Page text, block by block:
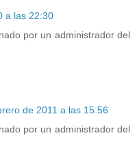
a las 22:30
por un administrador del
de 2011 a las 15:56
por un administrador del